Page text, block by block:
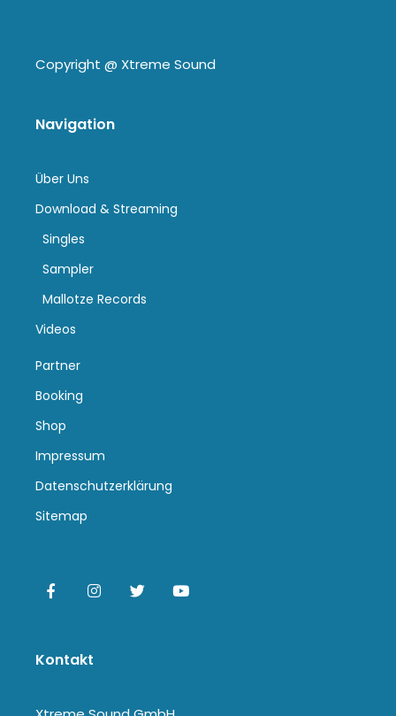
Copyright @ Xtreme Sound
Navigation
Über Uns
Download & Streaming
Singles
Sampler
Mallotze Records
Videos
Partner
Booking
Shop
Impressum
Datenschutzerklärung
Sitemap
Kontakt